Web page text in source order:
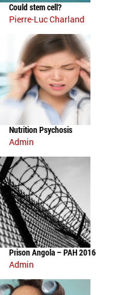
Could stem cell?
Pierre-Luc Charland
Nutrition Psychosis
Admin
Prison Angola – PAH 2016
Admin